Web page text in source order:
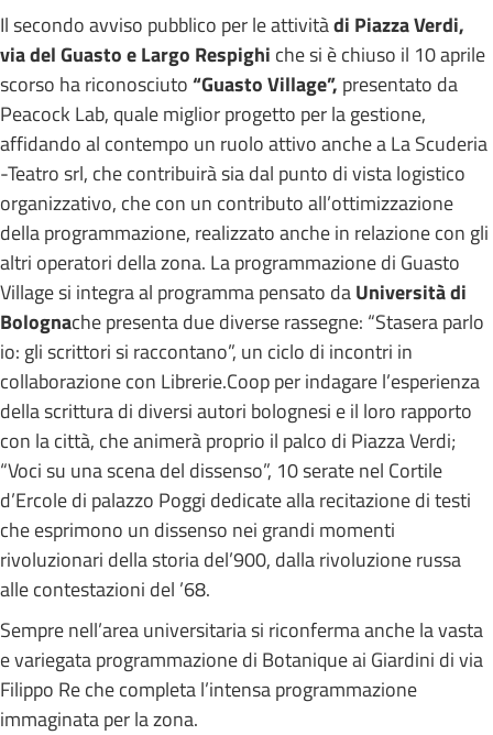
Il secondo avviso pubblico per le attivitàdi Piazza Verdi,
via del Guasto e Largo Respighi che si è chiuso il 10 aprile
scorso ha riconosciuto“Guasto Village”, presentato da
Peacock Lab, quale miglior progetto per la gestione,
affidando al contempo un ruolo attivo anche a La Scuderia
-Teatro srl, che contribuirà sia dal punto di vista logistico
organizzativo, che con un contributo all’ottimizzazione
della programmazione, realizzato anche in relazione con gli
altri operatori della zona. La programmazione di Guasto
Village si integra al programma pensato daUniversità di
Bolognache presenta due diverse rassegne: “Stasera parlo
io: gli scrittori si raccontano”, un ciclo di incontri in
collaborazione con Librerie.Coop per indagare l’esperienza
della scrittura di diversi autori bolognesi e il loro rapporto
con la città, che animerà proprio il palco di Piazza Verdi;
“Voci su una scena del dissenso”, 10 serate nel Cortile
d’Ercole di palazzo Poggi dedicate alla recitazione di testi
che esprimono un dissenso nei grandi momenti
rivoluzionari della storia del’900, dalla rivoluzione russa
alle contestazioni del ’68.
Sempre nell’area universitaria si riconferma anche la vasta
e variegata programmazione di Botanique ai Giardini di via
Filippo Re che completa l’intensa programmazione
immaginata per la zona.